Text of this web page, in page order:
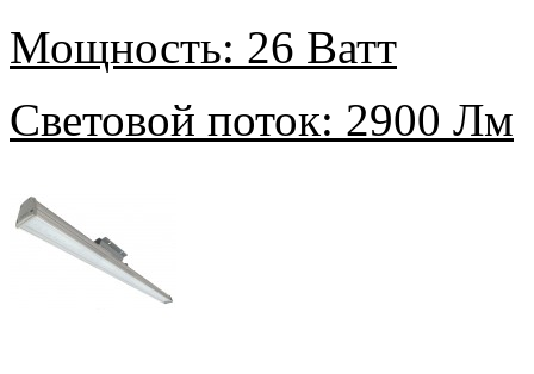
Мощность: 26 Ватт
Световой поток: 2900 Лм